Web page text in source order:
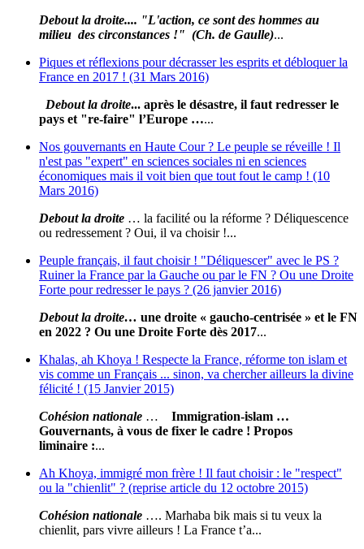
Debout la droite.... "L'action, ce sont des hommes au
milieu des circonstances !" (Ch. de Gaulle)...
Piques et réflexions pour décrasser les esprits et débloquer la
France en 2017 ! (31 Mars 2016)
Debout la droite... après le désastre, il faut redresser le
pays et "re-faire" l’Europe …...
Nos gouvernants en Haute Cour ? Le peuple se réveille ! Il
n'est pas "expert" en sciences sociales ni en sciences
économiques mais il voit bien que tout fout le camp ! (10
Mars 2016)
Debout la droite … la facilité ou la réforme ? Déliquescence
ou redressement ? Oui, il va choisir !...
Peuple français, il faut choisir ! "Déliquescer" avec le PS ?
Ruiner la France par la Gauche ou par le FN ? Ou une Droite
Forte pour redresser le pays ? (26 janvier 2016)
Debout la droite… une droite « gaucho-centrisée » et le FN
en 2022 ? Ou une Droite Forte dès 2017...
Khalas, ah Khoya ! Respecte la France, réforme ton islam et
vis comme un Français ... sinon, va chercher ailleurs la divine
félicité ! (15 Janvier 2015)
Cohésion nationale … Immigration-islam …
Gouvernants, à vous de fixer le cadre ! Propos
liminaire :...
Ah Khoya, immigré mon frère ! Il faut choisir : le "respect"
ou la "chienlit" ? (reprise article du 12 octobre 2015)
Cohésion nationale …. Marhaba bik mais si tu veux la
chienlit, pars vivre ailleurs ! La France t’a...